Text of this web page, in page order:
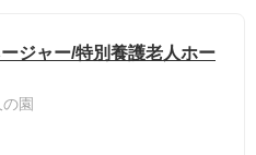
ジャー/特別養護老人ホー
園